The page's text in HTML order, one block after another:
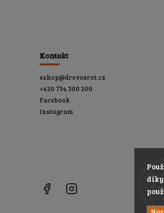
Kontakt
eshop@drevosrot.cz
+420 734 300 200
Facebook
Instagram
Facebook